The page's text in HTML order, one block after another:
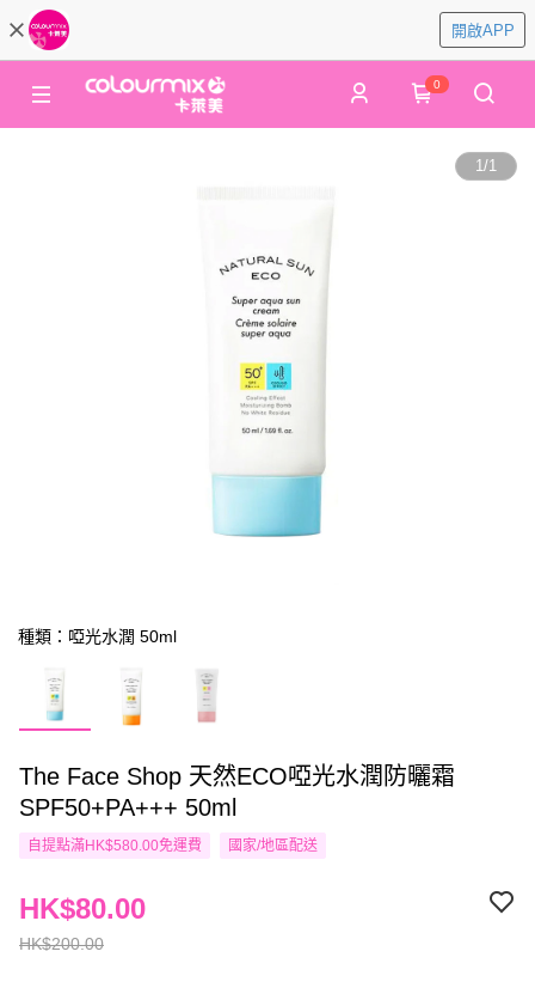
開啟APP
0
1/1
種類：啞光水潤 50ml
The Face Shop 天然ECO啞光水潤防曬霜
SPF50+PA+++ 50ml
自提點滿HK$580.00免運費 國家/地區配送
HK$200.00
HK$80.00